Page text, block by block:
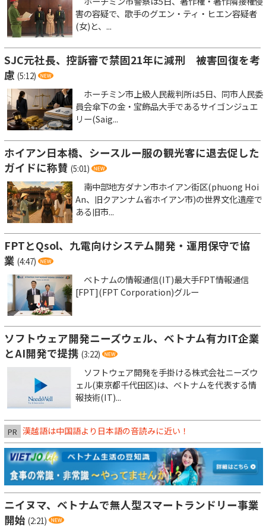
害の容疑で、歌手のグエン・ティ・ヒエン容疑者
(女)と、...
SJC元社長、控訴審で禁固21年に減刑 被害回復を考
慮 (5:12)
ホーチミン市上級人民裁判所は5日、同市人民委
員会傘下の金・宝飾品大手であるサイゴンジュエ
リー(Saig...
ホイアン日本橋、シースルー服の観光客に退去促した
ガイドに称賛 (5:01)
南中部地方ダナン市ホイアン街区(phuong Hoi
An、旧クアンナム省ホイアン市)の世界文化遺産で
ある旧市...
FPTとQsol、九電向けシステム開発・運用保守で協
業 (4:47)
ベトナムの情報通信(IT)最大手FPT情報通信
[FPT](FPT Corporation)グルー
ソフトウェア開発ニーズウェル、ベトナム有力IT企業
とAI開発で提携 (3:22)
ソフトウェア開発を手掛ける株式会社ニーズウ
ェル(東京都千代田区)は、ベトナムを代表する情
報技術(IT)...
PR 漢越語は中国語より日本語の音読みに近い！
ニイヌマ、ベトナムで無人型スマートランドリー事業
開始 (2:21)